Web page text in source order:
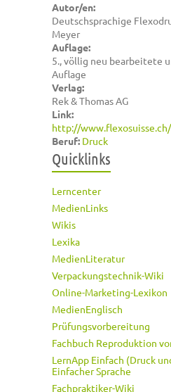
Autor/en:
Deutschsprachige
Meyer
Auflage:
5., völlig neu bearbeitete
Auflage
Verlag:
Rek & Thomas AG
Link:
http://
Beruf: Druck
Quicklinks
Lerncenter
MedienLinks
Wikis
Lexika
MedienLiteratur
Verpackungstechnik-Wiki
Online-Marketing-Lexikon
MedienEnglisch
Prüfungsvorbereitung
Fachbuch Reproduktion
LernApp Einfach (Druck
Einfacher Sprache
Fachpraktiker-Wiki